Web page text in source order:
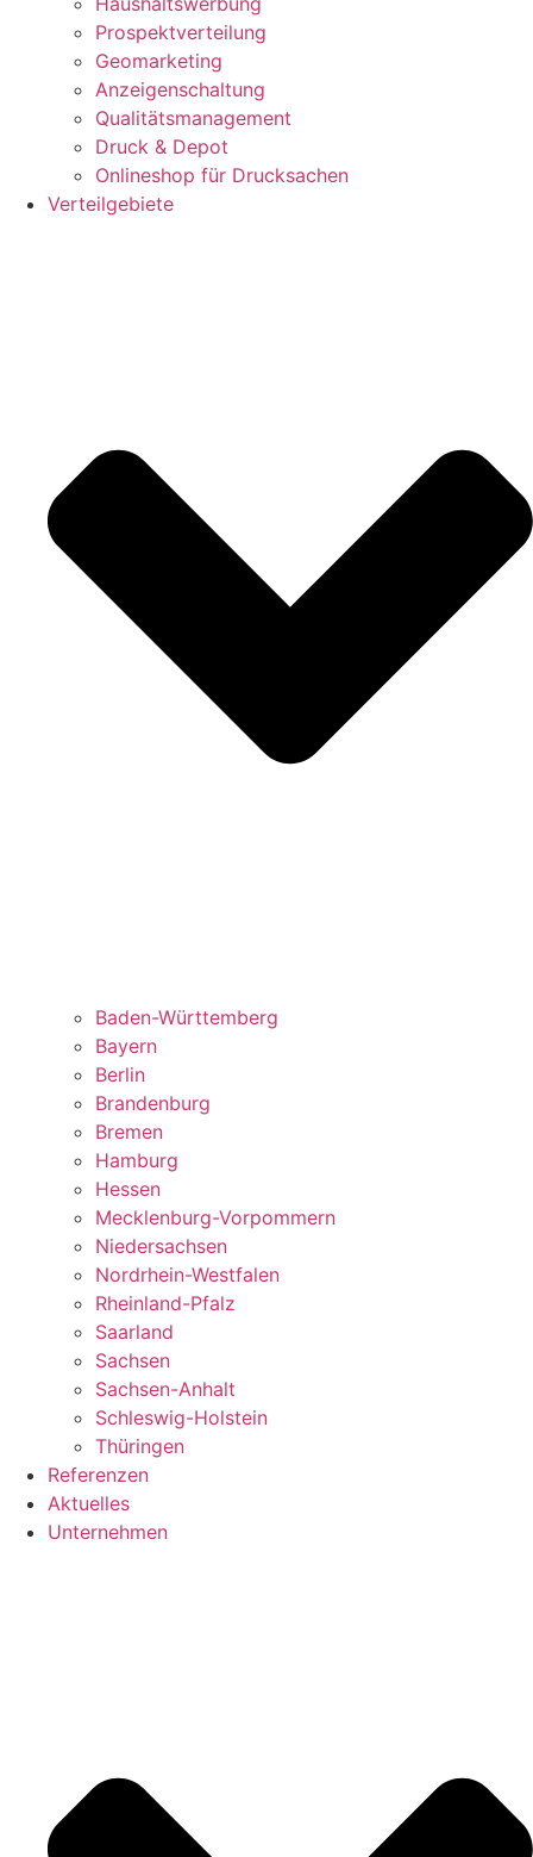
Prospektverteilung
Geomarketing
Anzeigenschaltung
Qualitätsmanagement
Druck & Depot
Onlineshop für Drucksachen
Verteilgebiete
Baden-Württemberg
Bayern
Berlin
Brandenburg
Bremen
Hamburg
Hessen
Mecklenburg-Vorpommern
Niedersachsen
Nordrhein-Westfalen
Rheinland-Pfalz
Saarland
Sachsen
Sachsen-Anhalt
Schleswig-Holstein
Thüringen
Referenzen
Aktuelles
Unternehmen